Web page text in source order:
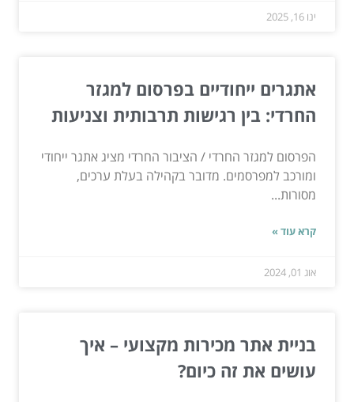
ינו 16, 2025
אתגרים ייחודיים בפרסום למגזר
החרדי: בין רגישות תרבותית וצניעות
הפרסום למגזר החרדי / הציבור החרדי מציג אתגר ייחודי
ומורכב למפרסמים. מדובר בקהילה בעלת ערכים,
מסורות...
קרא עוד »
אוג 01, 2024
בניית אתר מכירות מקצועי – איך
עושים את זה כיום?